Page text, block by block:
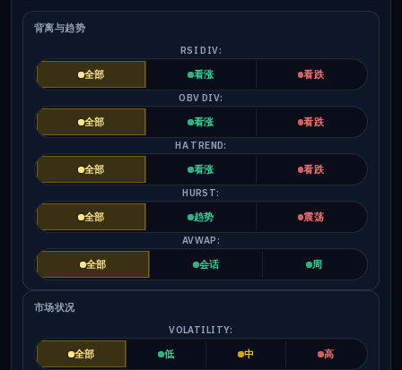
背离与趋势
RSI DIV:
全部
看涨
看跌
OBV DIV:
全部
看涨
看跌
HA TREND:
全部
看涨
看跌
HURST:
全部
趋势
震荡
AVWAP:
全部
会话 周
市场状况
VOLATILITY:
全部
低 中
高